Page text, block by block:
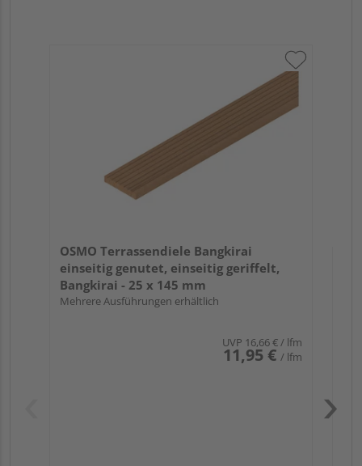
OSMO Terrassendiele Bangkirai
einseitig genutet, einseitig geriffelt,
Bangkirai - 25 x 145 mm
Mehrere Ausführungen erhältlich
UVP 16,66 €/ lfm
11,95 € / lfm